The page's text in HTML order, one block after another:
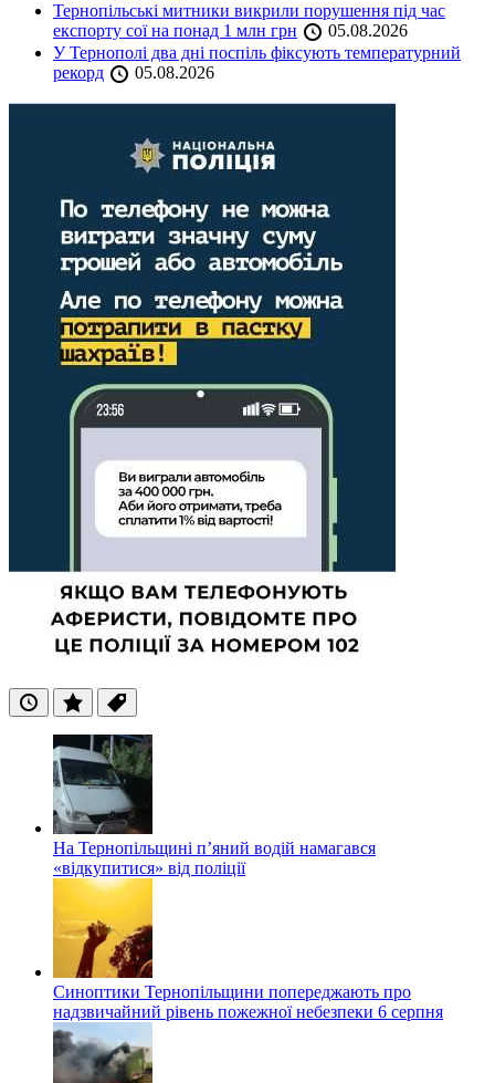
Тернопільські митники викрили порушення під час
експорту сої на понад 1 млн грн
05.08.2026
У Тернополі два дні поспіль фіксують температурний
рекорд
05.08.2026
ОстанніПопулярні
Теги
На Тернопільщині п’яний водій намагався
«відкупитися» від поліції
Синоптики Тернопільщини попереджають про
надзвичайний рівень пожежної небезпеки 6 серпня